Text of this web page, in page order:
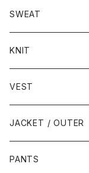
SWEAT
KNIT
VEST
JACKET / OUTER
PANTS